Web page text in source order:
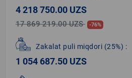
4 218 750.00 UZS
17 869 219.00 UZS -76%
Zakalat puli miqdori (25%) :
1 054 687.50 UZS